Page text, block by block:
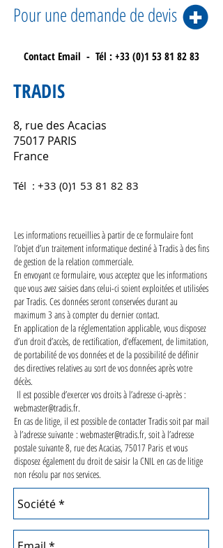
Pour une demande de devis
TRADIS
8, rue des Acacias
75017 PARIS
France
Tél : +33 (0)1 53 81 82 83
Contact Email - Tél : +33 (0)1 53 81 82 83
Les informations recueillies à partir de ce formulaire font
l’objet d’un traitement informatique destiné à Tradis à des fins
de gestion de la relation commerciale.
En envoyant ce formulaire, vous acceptez que les informations
que vous avez saisies dans celui-ci soient exploitées et utilisées
par Tradis. Ces données seront conservées durant au
maximum 3 ans à compter du dernier contact.
En application de la réglementation applicable, vous disposez
d’un droit d’accès, de rectification, d’effacement, de limitation,
de portabilité de vos données et de la possibilité de définir
des directives relatives au sort de vos données après votre
décès.
Il est possible d’exercer vos droits à l’adresse ci-après :
webmaster@tradis.fr.
En cas de litige, il est possible de contacter Tradis soit par mail
à l’adresse suivante : webmaster@tradis.fr, soit à l’adresse
postale suivante 8, rue des Acacias, 75017 Paris et vous
disposez également du droit de saisir la CNIL en cas de litige
non résolu par nos services.